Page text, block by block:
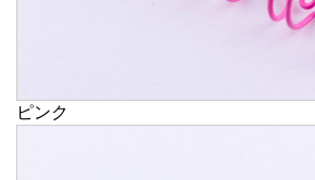
ピンク